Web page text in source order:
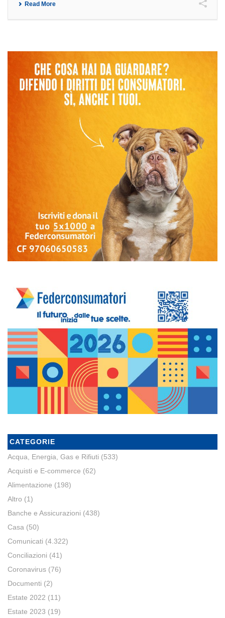
Read More
CATEGORIE
Acqua, Energia, Gas e Rifiuti (533)
Acquisti e E-commerce (62)
Alimentazione (198)
Altro (1)
Banche e Assicurazioni (438)
Casa (50)
Comunicati (4.322)
Conciliazioni (41)
Coronavirus (76)
Documenti (2)
Estate 2022 (11)
Estate 2023 (19)